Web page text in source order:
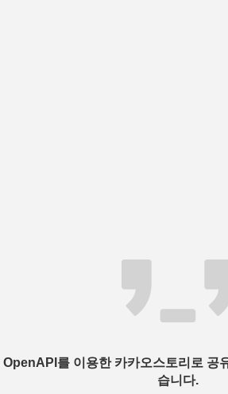
OpenAPI를 이용한 카카오스토리로 공
습니다.